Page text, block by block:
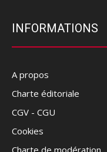
INFORMATIONS
A propos
Charte éditoriale
CGV - CGU
Cookies
Charte de modération